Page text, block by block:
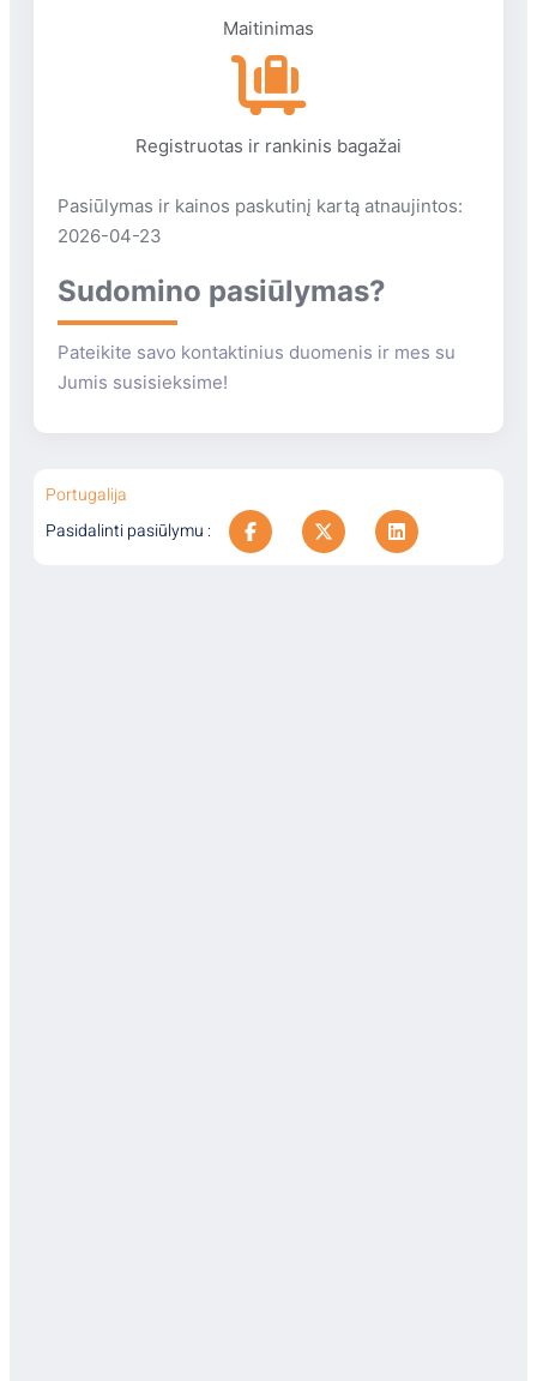
Maitinimas
Registruotas ir rankinis bagažai
Pasiūlymas ir kainos paskutinį kartą atnaujintos:
2026-04-23
Sudomino pasiūlymas?
Pateikite savo kontaktinius duomenis ir mes su
Jumis susisieksime!
Portugalija
Pasidalinti pasiūlymu :